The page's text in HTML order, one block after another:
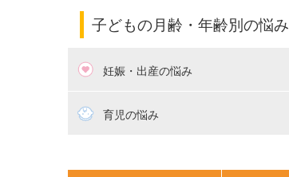
子育てコラム
子どもの月齢・年齢別の悩み
妊娠・出産の悩み
妊活 育児の悩み